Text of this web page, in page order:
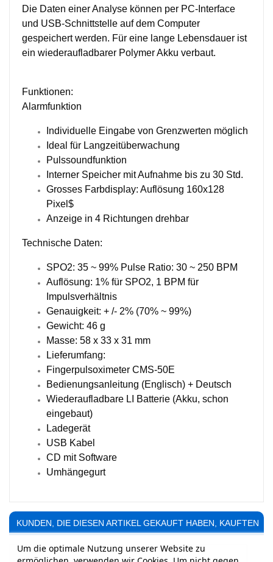
Die Daten einer Analyse können per PC-Interface
und USB-Schnittstelle auf dem Computer
gespeichert werden. Für eine lange Lebensdauer ist
ein wiederaufladbarer Polymer Akku verbaut.
Funktionen:
Alarmfunktion
Individuelle Eingabe von Grenzwerten möglich
Ideal für Langzeitüberwachung
Pulssoundfunktion
Interner Speicher mit Aufnahme bis zu 30 Std.
Grosses Farbdisplay: Auflösung 160x128
Pixel$
Anzeige in 4 Richtungen drehbar
Technische Daten:
SPO2: 35 ~ 99% Pulse Ratio: 30 ~ 250 BPM
Auflösung: 1% für SPO2, 1 BPM für
Impulsverhältnis
Genauigkeit: + /- 2% (70% ~ 99%)
Gewicht: 46 g
Masse: 58 x 33 x 31 mm
Lieferumfang:
Fingerpulsoximeter CMS-50E
Bedienungsanleitung (Englisch) + Deutsch
Wiederaufladbare LI Batterie (Akku, schon
eingebaut)
Ladegerät
USB Kabel
CD mit Software
Umhängegurt
KUNDEN, DIE DIESEN ARTIKEL GEKAUFT HABEN, KAUFTEN
AUCH ...
Um die optimale Nutzung unserer Website zu